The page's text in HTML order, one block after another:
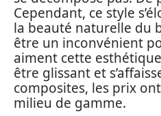
Cependant, ce style
la beauté naturelle du
être un inconvénient
aiment cette
être glissant et
composites, les prix
milieu de gamme.